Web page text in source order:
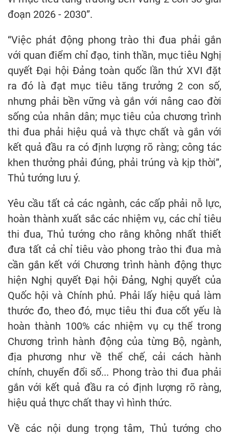
đoạn 2026 - 2030”.
“Việc phát động phong trào thi đua phải gắn
với quan điểm chỉ đạo, tinh thần, mục tiêu Nghị
quyết Đại hội Đảng toàn quốc lần thứ XVI đặt
ra đó là đạt mục tiêu tăng trưởng 2 con số,
nhưng phải bền vững và gắn với nâng cao đời
sống của nhân dân; mục tiêu của chương trình
thi đua phải hiệu quả và thực chất và gắn với
kết quả đầu ra có định lượng rõ ràng; công tác
khen thưởng phải đúng, phải trúng và kịp thời”,
Thủ tướng lưu ý.
Yêu cầu tất cả các ngành, các cấp phải nỗ lực,
hoàn thành xuất sắc các nhiệm vụ, các chỉ tiêu
thi đua, Thủ tướng cho rằng không nhất thiết
đưa tất cả chỉ tiêu vào phong trào thi đua mà
cần gắn kết với Chương trình hành động thực
hiện Nghị quyết Đại hội Đảng, Nghị quyết của
Quốc hội và Chính phủ. Phải lấy hiệu quả làm
thước đo, theo đó, mục tiêu thi đua cốt yếu là
hoàn thành 100% các nhiệm vụ cụ thể trong
Chương trình hành động của từng Bộ, ngành,
địa phương như về thể chế, cải cách hành
chính, chuyển đổi số... Phong trào thi đua phải
gắn với kết quả đầu ra có định lượng rõ ràng,
hiệu quả thực chất thay vì hình thức.
Về các nội dung trọng tâm, Thủ tướng cho